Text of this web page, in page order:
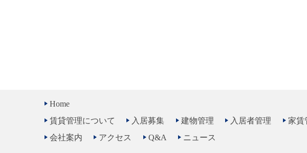
Home
賃貸管理について
入居募集 建物管理 入居者管理 家賃
会社案内
アクセス Q&A ニュース